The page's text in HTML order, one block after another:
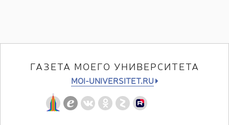
ГАЗЕТА МОЕГО УНИВЕРСИТЕТА
MOI-UNIVERSITET.RU